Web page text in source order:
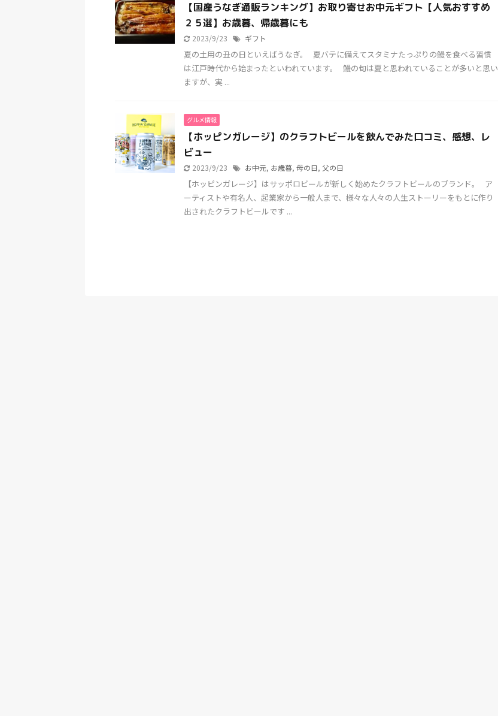
【国産うなぎ通販ランキング】お取り寄せお中元ギフト【人気おすすめ
２５選】お歳暮、帰歳暮にも
2023/9/23 ギフト
夏の土用の丑の日といえばうなぎ。 夏バテに備えてスタミナたっぷりの鰻を食べる習慣
は江戸時代から始まったといわれています。 鰻の旬は夏と思われていることが多いと思い
ますが、実 ...
グルメ情報
【ホッピンガレージ】のクラフトビールを飲んでみた口コミ、感想、レ
ビュー
2023/9/23 お中元, お歳暮, 母の日, 父の日
【ホッピンガレージ】はサッポロビールが新しく始めたクラフトビールのブランド。 ア
ーティストや有名人、起業家から一般人まで、様々な人々の人生ストーリーをもとに作り
出されたクラフトビールです ...